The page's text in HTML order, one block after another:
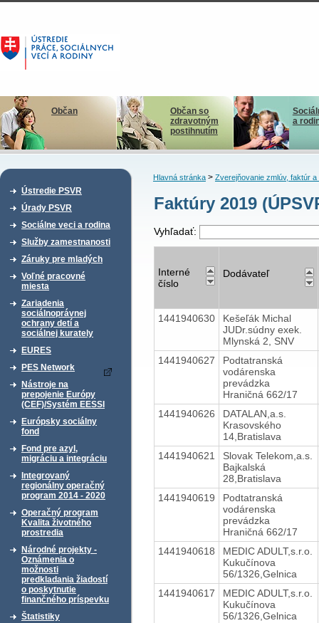
Občan
Občan so
zdravotným
postihnutím
a
Ústredie PSVR
Úrady PSVR
Sociálne veci a rodina
Služby zamestnanosti
Záruky pre mladých
Voľné pracovné
miesta
Zariadenia
sociálnoprávnej
ochrany detí a
sociálnej kurately
EURES
PES Network
Nástroje na
prepojenie Európy
(CEF)/Systém EESSI
Európsky sociálny
fond
Fond pre azyl,
migráciu a integráciu
Integrovaný
regionálny operačný
program 2014 - 2020
Operačný program
Kvalita životného
prostredia
Národné projekty -
Oznámenia o
možnosti
predkladania žiadostí
o poskytnutie
finančného príspevku
Štatistiky
Hlavná stránka> Zverejňovanie zmlúv, faktúr a
Faktúry 2019
Vyhľadať:
Interné
číslo
Dodávateľ
1441940630
Kešeľák Michal
JUDr.súdny exek.
Mlynská 2, SNV
1441940627
Podtatranská
vodárenska
prevádzka
Hraničná 662/17
1441940626
DATALAN,a.s.
Krasovského
14,Bratislava
1441940621
Slovak Telekom,a.s.
Bajkalská
28,Bratislava
1441940619
Podtatranská
vodárenska
prevádzka
Hraničná 662/17
1441940618
MEDIC ADULT,s.r.o.
Kukučínova
56/1326,Gelnica
1441940617
MEDIC ADULT,s.r.o.
Kukučínova
56/1326,Gelnica